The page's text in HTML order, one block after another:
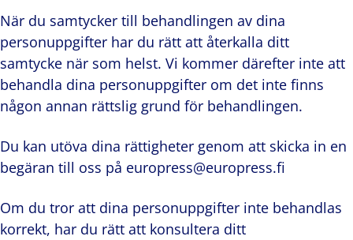
När du samtycker till behandlingen av dina
personuppgifter har du rätt att återkalla ditt
samtycke när som helst. Vi kommer därefter inte att
behandla dina personuppgifter om det inte finns
någon annan rättslig grund för behandlingen.
Du kan utöva dina rättigheter genom att skicka in en
begäran till oss på europress@europress.fi
Om du tror att dina personuppgifter inte behandlas
korrekt, har du rätt att konsultera ditt